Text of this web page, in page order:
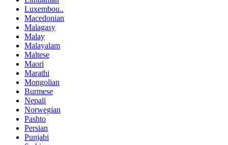
Luxembou..
Macedonian
Malagasy
Malay
Malayalam
Maltese
Maori
Marathi
Mongolian
Burmese
Nepali
Norwegian
Pashto
Persian
Punjabi